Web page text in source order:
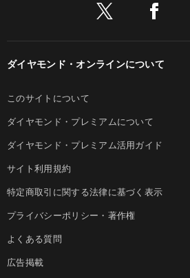
ダイヤモンド・オンラインについて
このサイトについて
ダイヤモンド・プレミアムについて
ダイヤモンド・プレミアム活用ガイド
サイト利用規約
特定商取引に関する法律に基づく表示
プライバシーポリシー・著作権
よくある質問
広告掲載